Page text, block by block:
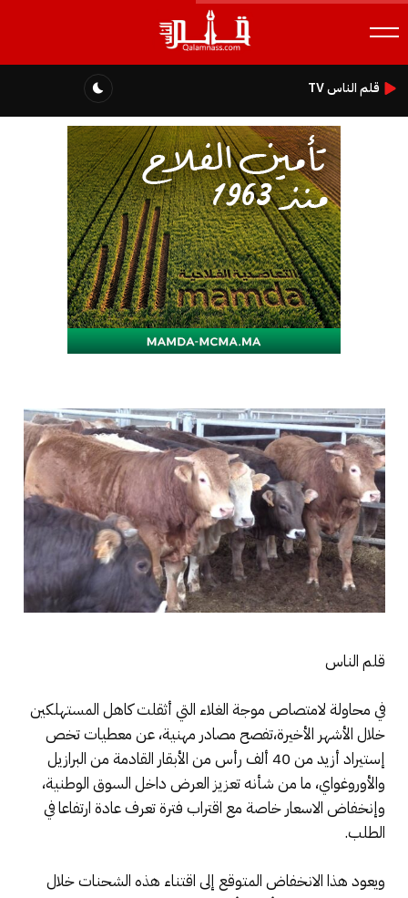
قلم الناس TV
قلم الناس
في محاولة لامتصاص موجة الغلاء التي أثقلت كاهل المستهلكين
خلال الأشهر الأخيرة،تفصح مصادر مهنية، عن معطيات تخص
إستيراد أزيد من 40 ألف رأس من الأبقار القادمة من البرازيل
والأوروغواي، ما من شأنه تعزيز العرض داخل السوق الوطنية،
وإنخفاض الاسعار خاصة مع اقتراب فترة تعرف عادة ارتفاعا في
الطلب.
ويعود هذا الانخفاض المتوقع إلى اقتناء هذه الشحنات خلال